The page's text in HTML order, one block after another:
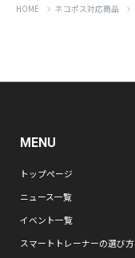
HOME ネコポス対応商品
MENU
トップページ
ニュース一覧
イベント一覧
スマートトレーナーの選び方